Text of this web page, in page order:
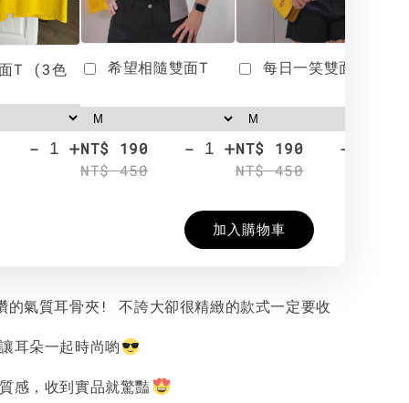
T (3色
- +
希望相隨雙面T
NT$ 190
NT$ 450
- +
每日一笑雙面T
NT$ 190
NT$ 450
-
加入購物車
氣質耳骨夾! 不誇大卻很精緻的款式一定要收
耳朵一起時尚喲
感，收到實品就驚豔